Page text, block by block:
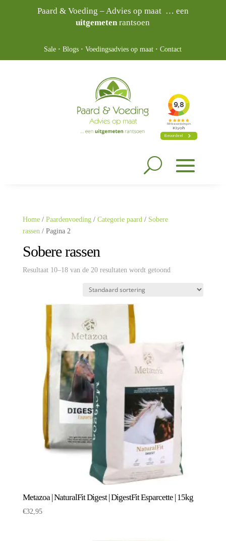
Paard & Voeding – Advies op maat … een
uitgemetenrantsoen
Sale ·Blogs ·Voedingsadvies op maat ·Contact
Home/ Paardenvoeding/ Categorie paard/ Sobere
rassen/ Pagina 2
Sobere rassen
Resultaat 10–18 van de 20 resultaten wordt getoond
Metazoa | NaturalFit Digest | DigestFit Esparcette | 15kg
€32,95